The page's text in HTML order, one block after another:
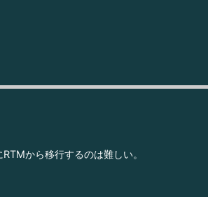
から移行するのは難しい。